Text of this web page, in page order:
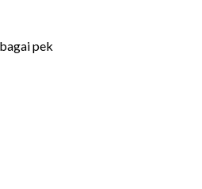
pek